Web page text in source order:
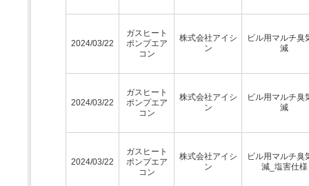
2024/03/22
ガスヒート
ポンプエア
コン
株式会社アイシ
ン
ビル用マルチ臭
減
2024/03/22
ガスヒート
ポンプエア
コン
株式会社アイシ
ン
ビル用マルチ臭
減
2024/03/22
ガスヒート
ポンプエア
コン
株式会社アイシ
ン
ビル用マルチ臭
減_塩害仕様